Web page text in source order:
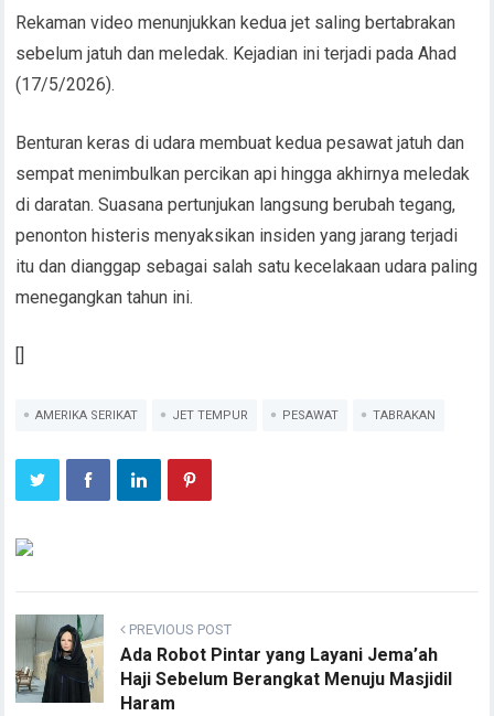
Rekaman video menunjukkan kedua jet saling bertabrakan
sebelum jatuh dan meledak. Kejadian ini terjadi pada Ahad
(17/5/2026).
Benturan keras di udara membuat kedua pesawat jatuh dan
sempat menimbulkan percikan api hingga akhirnya meledak
di daratan. Suasana pertunjukan langsung berubah tegang,
penonton histeris menyaksikan insiden yang jarang terjadi
itu dan dianggap sebagai salah satu kecelakaan udara paling
menegangkan tahun ini.
[]
AMERIKA SERIKAT JET TEMPUR PESAWAT TABRAKAN
PREVIOUS POST
Ada Robot Pintar yang Layani Jema’ah
Haji Sebelum Berangkat Menuju Masjidil
Haram